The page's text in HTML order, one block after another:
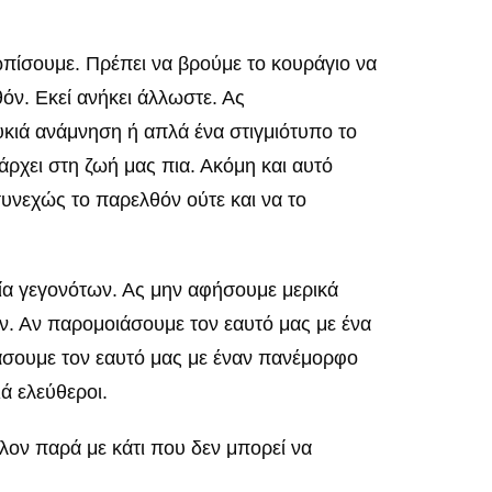
Πρέπει να βρούμε το κουράγιο να
Εκεί ανήκει άλλωστε. Ας
ανάμνηση ή απλά ένα στιγμιότυπο το
στη ζωή μας πια. Ακόμη και αυτό
το παρελθόν ούτε και να το
γεγονότων. Ας μην αφήσουμε μερικά
Αν παρομοιάσουμε τον εαυτό μας με ένα
τον εαυτό μας με έναν πανέμορφο
ελεύθεροι.
παρά με κάτι που δεν μπορεί να